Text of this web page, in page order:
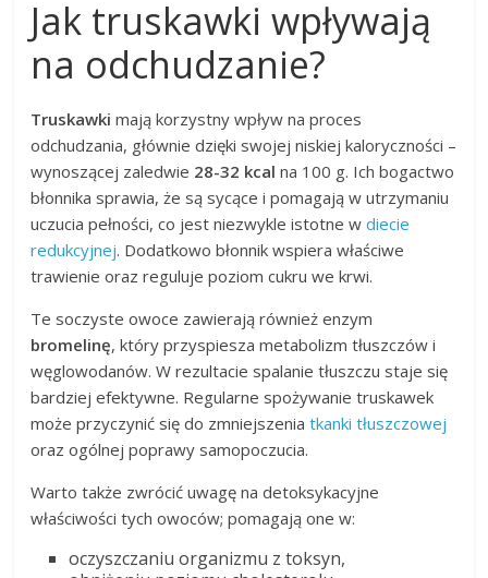
Jak truskawki wpływają
na odchudzanie?
Truskawki mają korzystny wpływ na proces
odchudzania, głównie dzięki swojej niskiej kaloryczności –
wynoszącej zaledwie 28-32 kcal na 100 g. Ich bogactwo
błonnika sprawia, że są sycące i pomagają w utrzymaniu
uczucia pełności, co jest niezwykle istotne wdiecie
redukcyjnej. Dodatkowo błonnik wspiera właściwe
trawienie oraz reguluje poziom cukru we krwi.
Te soczyste owoce zawierają również enzym
bromelinę, który przyspiesza metabolizm tłuszczów i
węglowodanów. W rezultacie spalanie tłuszczu staje się
bardziej efektywne. Regularne spożywanie truskawek
może przyczynić się do zmniejszeniatkanki tłuszczowej
oraz ogólnej poprawy samopoczucia.
Warto także zwrócić uwagę na detoksykacyjne
właściwości tych owoców; pomagają one w:
oczyszczaniu organizmu z toksyn,